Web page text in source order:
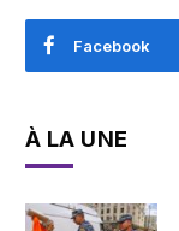
Facebook
À LA UNE